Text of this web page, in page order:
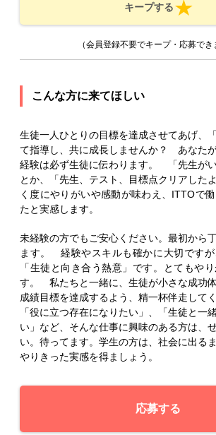
キープする
（会員登録不要でキープ・応募でき
こんな方に来てほしい
生徒一人ひとりの目標を達成させてあげ、
て指導し、共に成長しませんか？ あなた
経験は必ず生徒に伝わります。 「先生がい
とか、「先生、テスト、目標点クリアした
く度にやりがいや感動が味わえ、ITTOで
たと実感します。
未経験の方でもご安心ください。最初から
ます。 経験やスキルも確かに大切です
「生徒と向き合う熱意」です。とてもや
す。 私たちと一緒に、生徒が小さな成功
成績目標を達成するよう、精一杯伴走してく
「役に立つ存在になりたい」、「生徒と一
い」など、そんな仕事に興味のある方は、
い。待ってます。学生の方は、社会に出る
やりきった実感を得ましょう。
応募する